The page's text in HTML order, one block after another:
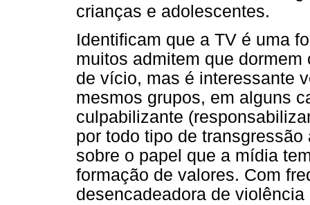
crianças e adolescentes.
Identificam que a TV é uma
muitos admitem que
de vício, mas é interessante
mesmos grupos, em alguns
culpabilizante
por todo tipo de
sobre o papel que a mídia
formação de valores. Com
desencadeadora de